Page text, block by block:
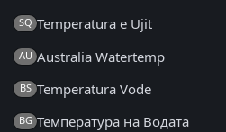
SQ Temperatura e Ujit
AU Australia Watertemp
BS Temperatura Vode
BG Температура на Водата